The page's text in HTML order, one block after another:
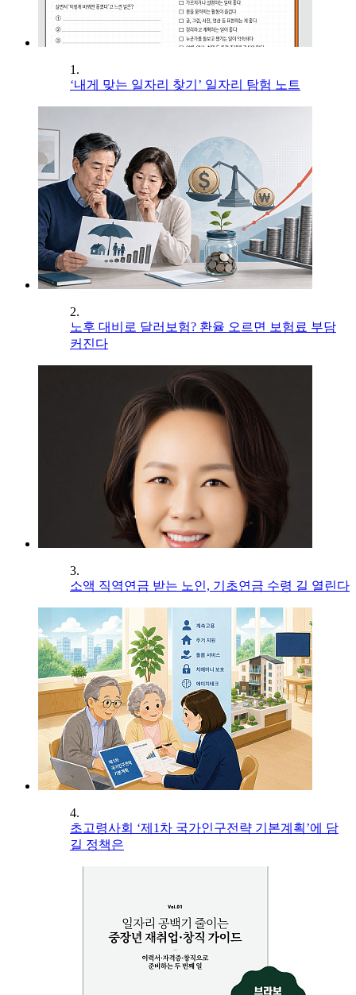
1.
‘내게 맞는 일자리 찾기’ 일자리 탐험 노트
2.
노후 대비로 달러보험? 환율 오르면 보험료 부담
커진다
3.
소액 직역연금 받는 노인, 기초연금 수령 길 열린다
4.
초고령사회 ‘제1차 국가인구전략 기본계획’에 담
길 정책은